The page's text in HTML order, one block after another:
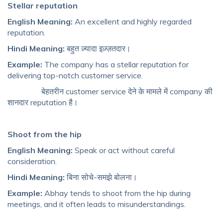
Stellar reputation
English Meaning: An excellent and highly regarded
reputation.
Hindi Meaning: बहुत ज़्यादा इज़्ज़तदार।
Example: The company has a stellar reputation for
delivering top-notch customer service.
बेहतरीन customer service देने के मामले में company की
शानदार reputation है।
Shoot from the hip
English Meaning: Speak or act without careful
consideration.
Hindi Meaning: बिना सोचे-समझे बोलना।
Example: Abhay tends to shoot from the hip during
meetings, and it often leads to misunderstandings.